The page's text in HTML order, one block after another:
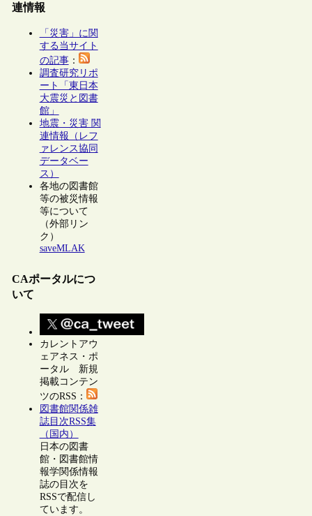
連情報
「災害」に関
する当サイト
の記事：
調査研究リポ
ート「東日本
大震災と図書
館」
地震・災害 関
連情報（レフ
ァレンス協同
データベー
ス）
各地の図書館
等の被災情報
等について
（外部リン
ク）
saveMLAK
CAポータルにつ
いて
カレントアウ
ェアネス・ポ
ータル 新規
掲載コンテン
ツのRSS：
図書館関係雑
誌目次RSS集
（国内）
日本の図書
館・図書館情
報学関係情報
誌の目次を
RSSで配信し
ています。